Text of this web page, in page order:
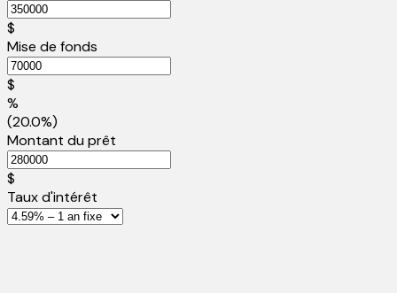
$
Mise de fonds
$
%
(20.0%)
Montant du prêt
$
Taux d'intérêt